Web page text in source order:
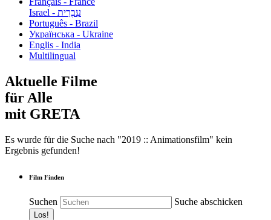
עִבְרִית - Israel
Português - Brazil
Українська - Ukraine
Englis - India
Multilingual
Aktuelle Filme
für Alle
mit GRETA
Es wurde für die Suche nach "2019 :: Animationsfilm" kein
Ergebnis gefunden!
Film Finden
Suchen Suche abschicken